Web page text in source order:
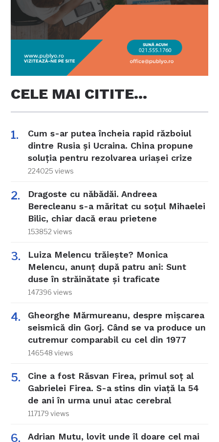
CELE MAI CITITE…
Cum s-ar putea încheia rapid războiul
dintre Rusia și Ucraina. China propune
soluția pentru rezolvarea uriașei crize
224025 views
Dragoste cu năbădăi. Andreea
Berecleanu s-a măritat cu soțul Mihaelei
Bilic, chiar dacă erau prietene
153852 views
Luiza Melencu trăiește? Monica
Melencu, anunț după patru ani: Sunt
duse în străinătate și traficate
147396 views
Gheorghe Mărmureanu, despre mișcarea
seismică din Gorj. Când se va produce un
cutremur comparabil cu cel din 1977
146548 views
Cine a fost Răsvan Firea, primul soț al
Gabrielei Firea. S-a stins din viață la 54
de ani în urma unui atac cerebral
117179 views
Adrian Mutu, lovit unde îl doare cel mai